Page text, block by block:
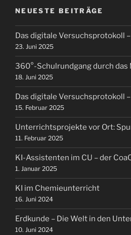
NEUESTE BEITRÄGE
Das digitale Versuchsprotokoll
23. Juni 2025
360°-Schulrundgang durch das
18. Juni 2025
Das digitale Versuchsprotokoll
15. Februar 2025
Unterrichtsprojekte vor Ort:
11. Februar 2025
KI-Assistenten im CU – der
1. Januar 2025
KI im Chemieunterricht
16. Juni 2024
Erdkunde – Die Welt in den
10. Juni 2024